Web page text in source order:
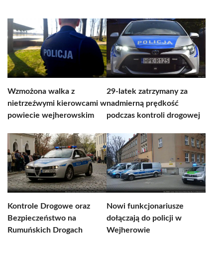
Wzmożona walka z
nietrzeźwymi kierowcami w
powiecie wejherowskim
29-latek zatrzymany za
nadmierną prędkość
podczas kontroli drogowej
Kontrole Drogowe oraz
Bezpieczeństwo na
Rumuńskich Drogach
Nowi funkcjonariusze
dołączają do policji w
Wejherowie